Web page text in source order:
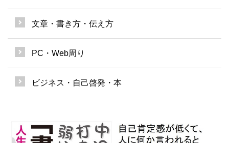
文章・書き方・伝え方
PC・Web周り
ビジネス・自己啓発・本